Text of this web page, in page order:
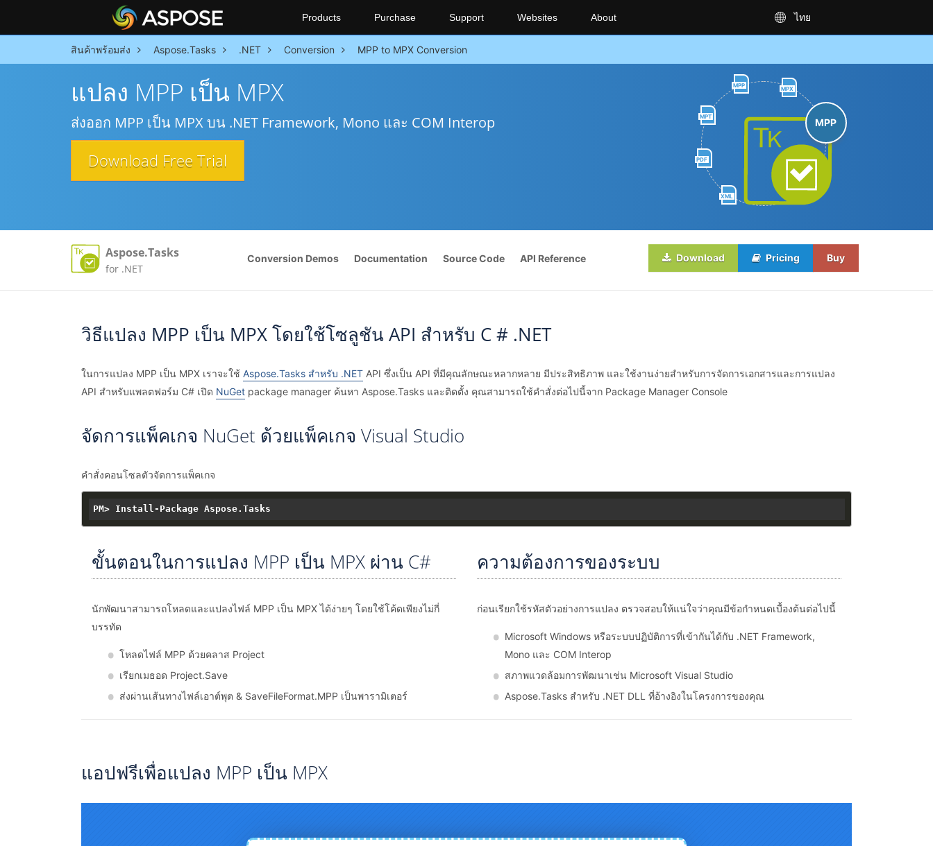
Products Purchase Support Websites About ไทย
สินค้าพร้อมส่ง Aspose.Tasks .NET Conversion MPP to MPX Conversion
MPP
MPX
MPT
PDF
XML
MPP
แปลง MPP เป็น MPX
ส่งออก MPP เป็น MPX บน .NET Framework, Mono และ COM Interop
Download Free Trial
Aspose.Tasks
for .NET
Conversion Demos Documentation Source Code API Reference Download Pricing Buy
วิธีแปลง MPP เป็น MPX โดยใช้โซลูชัน API สำหรับ C # .NET
ในการแปลง MPP เป็น MPX เราจะใช้ Aspose.Tasks สำหรับ .NET API ซึ่งเป็น API ที่มีคุณลักษณะหลากหลาย มีประสิทธิภาพ และใช้งานง่ายสำหรับการจัดการเอกสารและการแปลง
API สำหรับแพลตฟอร์ม C# เปิด NuGet package manager ค้นหา Aspose.Tasks และติดตั้ง คุณสามารถใช้คำสั่งต่อไปนี้จาก Package Manager Console
จัดการแพ็คเกจ NuGet ด้วยแพ็คเกจ Visual Studio
คำสั่งคอนโซลตัวจัดการแพ็คเกจ
ขั้นตอนในการแปลง MPP เป็น MPX ผ่าน C#
นักพัฒนาสามารถโหลดและแปลงไฟล์ MPP เป็น MPX ได้ง่ายๆ โดยใช้โค้ดเพียงไม่กี่
บรรทัด
โหลดไฟล์ MPP ด้วยคลาส Project
เรียกเมธอด Project.Save
ส่งผ่านเส้นทางไฟล์เอาต์พุต & SaveFileFormat.MPP เป็นพารามิเตอร์
ความต้องการของระบบ
ก่อนเรียกใช้รหัสตัวอย่างการแปลง ตรวจสอบให้แน่ใจว่าคุณมีข้อกำหนดเบื้องต้นต่อไปนี้
Microsoft Windows หรือระบบปฏิบัติการที่เข้ากันได้กับ .NET Framework,
Mono และ COM Interop
สภาพแวดล้อมการพัฒนาเช่น Microsoft Visual Studio
Aspose.Tasks สำหรับ .NET DLL ที่อ้างอิงในโครงการของคุณ
แอปฟรีเพื่อแปลง MPP เป็น MPX